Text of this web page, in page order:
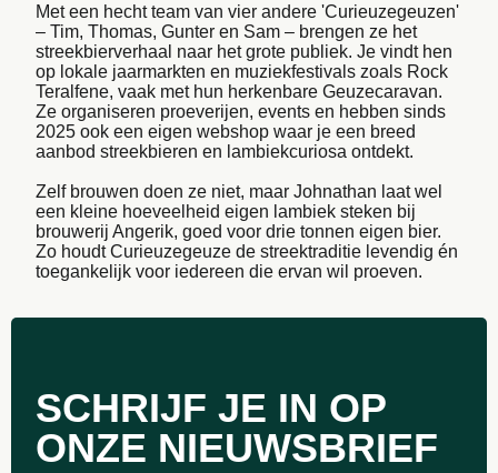
Met een hecht team van vier andere 'Curieuzegeuzen'
– Tim, Thomas, Gunter en Sam – brengen ze het
streekbierverhaal naar het grote publiek. Je vindt hen
op lokale jaarmarkten en muziekfestivals zoals Rock
Teralfene, vaak met hun herkenbare Geuzecaravan.
Ze organiseren proeverijen, events en hebben sinds
2025 ook een eigen webshop waar je een breed
aanbod streekbieren en lambiekcuriosa ontdekt.
Zelf brouwen doen ze niet, maar Johnathan laat wel
een kleine hoeveelheid eigen lambiek steken bij
brouwerij Angerik, goed voor drie tonnen eigen bier.
Zo houdt Curieuzegeuze de streektraditie levendig én
toegankelijk voor iedereen die ervan wil proeven.
SCHRIJF JE IN OP
ONZE NIEUWSBRIEF